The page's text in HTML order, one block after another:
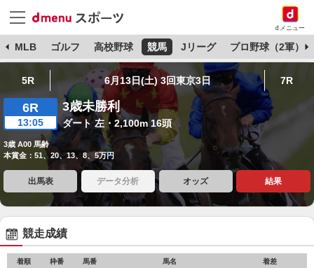
dメニュー
MLB ゴルフ 高校野球 競馬 Jリーグ プロ野球（2軍）
5R 6月13日(土) 3回東京3日 7R
6R
13:05
3歳未勝利
ダート 左・2,100m 16頭
3歳 A00 馬齢
本賞金：51、20、13、8、5万円
出馬表 データ分析 オッズ 結果
競走成績
着順 枠番 馬番 馬名 着差